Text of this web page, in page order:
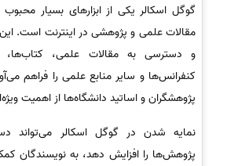
گوگل اسکالر یکی از ابزارهای بسیار محبوب
مقالات علمی و پژوهشی در اینترنت است.
و دسترسی به مقالات علمی، کتاب‌ها،
کنفرانس‌ها و سایر منابع علمی را فراهم
پژوهشگران و اساتید دانشگاه‌ها از اهمیت
نمایه شدن در گوگل اسکالر می‌تواند
پژوهش‌ها را افزایش دهد، به نویسندگان